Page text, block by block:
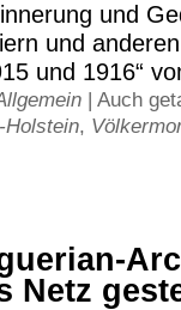
und
und
und 1916“
| Auch
Holstein,
Netz